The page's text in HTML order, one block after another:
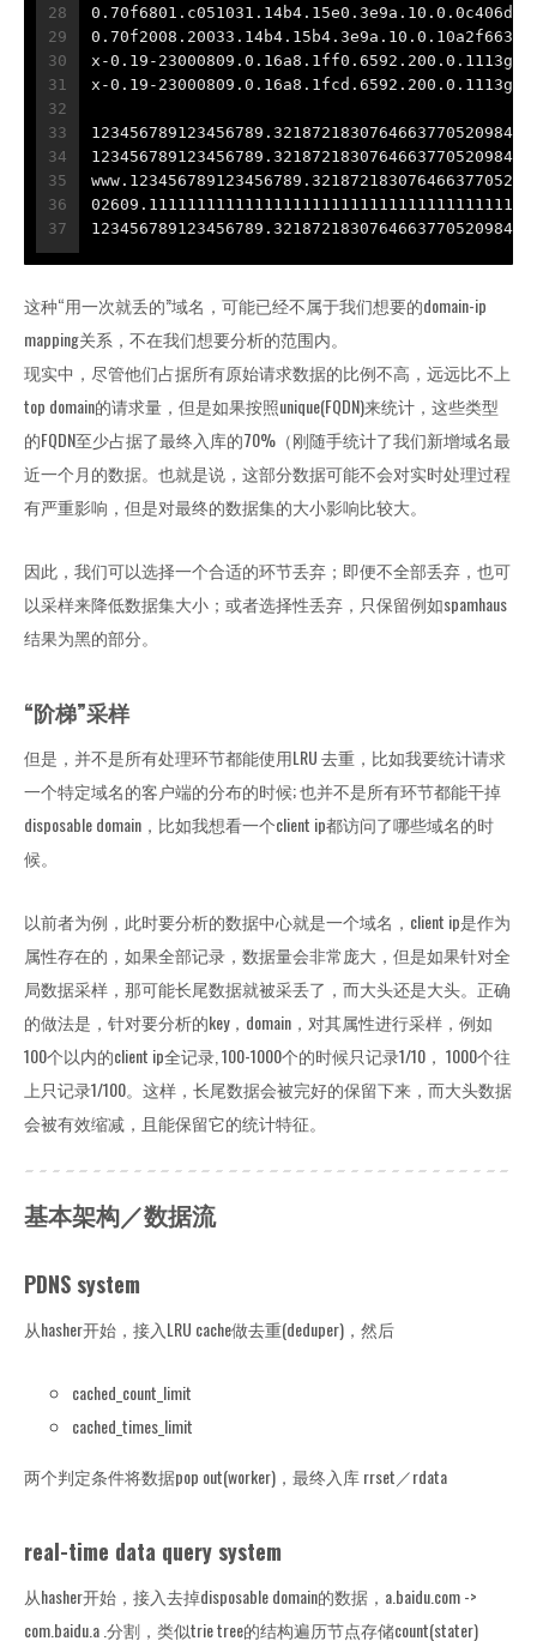
28
29
30
31
32
33
34
35
36
37
x-0.19-
x-0.19-
这种“用一次就丢的”域名，可能已经不属于我们想要的domain-ip
mapping关系，不在我们想要分析的范围内。
现实中，尽管他们占据所有原始请求数据的比例不高，远远比不上
top domain的请求量，但是如果按照unique(FQDN)来统计，这些类型
的FQDN至少占据了最终入库的70%（刚随手统计了我们新增域名最
近一个月的数据。也就是说，这部分数据可能不会对实时处理过程
有严重影响，但是对最终的数据集的大小影响比较大。
因此，我们可以选择一个合适的环节丢弃；即便不全部丢弃，也可
以采样来降低数据集大小；或者选择性丢弃，只保留例如spamhaus
结果为黑的部分。
“阶梯”采样
但是，并不是所有处理环节都能使用LRU 去重，比如我要统计请求
一个特定域名的客户端的分布的时候; 也并不是所有环节都能干掉
disposable domain，比如我想看一个client ip都访问了哪些域名的时
候。
以前者为例，此时要分析的数据中心就是一个域名，client ip是作为
属性存在的，如果全部记录，数据量会非常庞大，但是如果针对全
局数据采样，那可能长尾数据就被采丢了，而大头还是大头。正确
的做法是，针对要分析的key，domain，对其属性进行采样，例如
100个以内的client ip全记录, 100-1000个的时候只记录1/10， 1000个往
上只记录1/100。这样，长尾数据会被完好的保留下来，而大头数据
会被有效缩减，且能保留它的统计特征。
基本架构／数据流
PDNS system
从hasher开始，接入LRU cache做去重(deduper)，然后
cached_count_limit
cached_times_limit
两个判定条件将数据pop out(worker)，最终入库 rrset／rdata
real-time data query system
从hasher开始，接入去掉disposable domain的数据，a.baidu.com ->
com.baidu.a .分割，类似trie tree的结构遍历节点存储count(stater)